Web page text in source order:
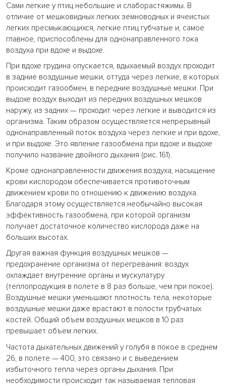
Сами легкие у птиц небольшие и слаборастяжимы. В
отличие от мешковидных легких земноводных и ячеистых
легких пресмыкающихся, легкие птиц губчатые и, самое
главное, приспособлены для однонаправленного тока
воздуха при вдохе и выдохе.
При вдохе грудина опускается, вдыхаемый воздух проходит
в задние воздушные мешки, оттуда через легкие, в которых
происходит газообмен, в передние воздушные мешки. При
выдохе воздух выходит из передних воздушных мешков
наружу, из задних — проходит через легкие и выводится из
организма. Таким образом осуществляется непрерывный
однонаправленный поток воздуха через легкие и при вдохе,
и при выдохе. Это явление газообмена при вдохе и выдохе
получило название двойного дыхания (рис. 161).
Кроме однонаправленности движения воздуха, насыщение
крови кислородом обеспечивается противоточным
движением крови по отношению к движению воздуха.
Благодаря этому осуществляется необычайно высокая
эффективность газообмена, при которой организм
получает достаточное количество кислорода даже на
больших высотах.
Другая важная функция воздушных мешков —
предохранение организма от перегревания: воздух
охлаждает внутренние органы и мускулатуру
(теплопродукция в полете в 8 раз больше, чем при покое).
Воздушные мешки уменьшают плотность тела, некоторые
воздушные мешки даже врастают в полости трубчатых
костей. Общий объем воздушных мешков в 10 раз
превышает объем легких.
Частота дыхательных движений у голубя в покое в среднем
26, в полете — 400, это связано и с выведением
избыточного тепла через органы дыхания. При
необходимости происходит так называемая тепловая